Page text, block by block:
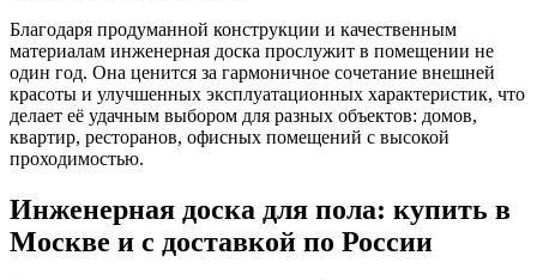
Благодаря продуманной конструкции и качественным
материалам инженерная доска прослужит в помещении не
один год. Она ценится за гармоничное сочетание внешней
красоты и улучшенных эксплуатационных характеристик, что
делает её удачным выбором для разных объектов: домов,
квартир, ресторанов, офисных помещений с высокой
проходимостью.
Инженерная доска для пола: купить в
Москве и с доставкой по России